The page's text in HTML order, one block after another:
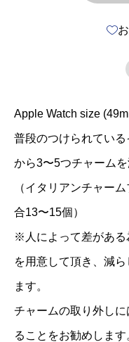
Apple Watch size
普段のつけられてい
から3〜5つチャーム
（イタリアンチャー
合13〜15個）
※人によって差がある
を用意して頂き、減
ます。
チャームの取り外し
ることをお勧めします